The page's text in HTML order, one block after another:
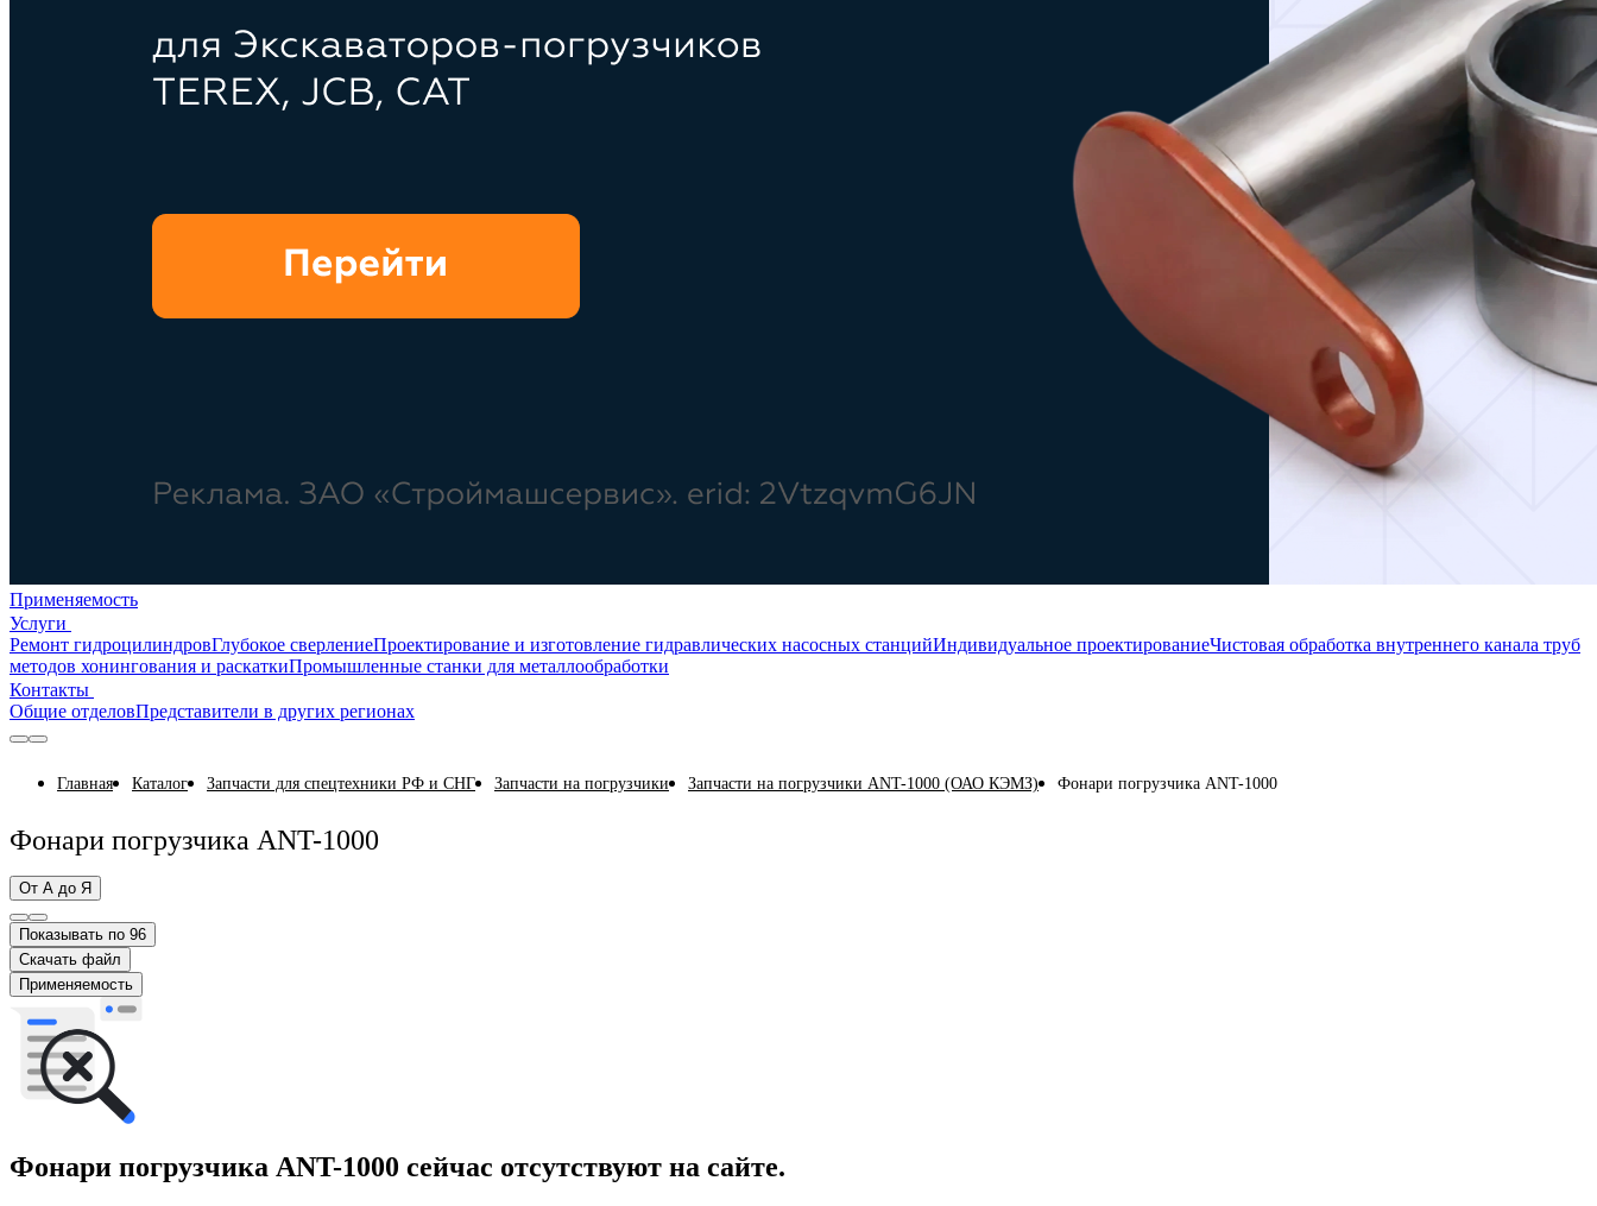
Применяемость
Услуги
Ремонт гидроцилиндровГлубокое сверлениеПроектирование и изготовление гидравлических насосных станцийИндивидуальное проектированиеЧистовая обработка внутреннего канала труб
методов хонингования и раскаткиПромышленные станки для металлообработки
Контакты
Общие отделовПредставители в других регионах
Главная Каталог Запчасти для спецтехники РФ и СНГ Запчасти на погрузчики Запчасти на погрузчики ANT-1000 (ОАО КЭМЗ) Фонари погрузчика ANT-1000
Фонари погрузчика ANT-1000
От А до Я
Показывать по 96
Скачать файл
Применяемость
Фонари погрузчика ANT-1000 сейчас отсутствуют на сайте.